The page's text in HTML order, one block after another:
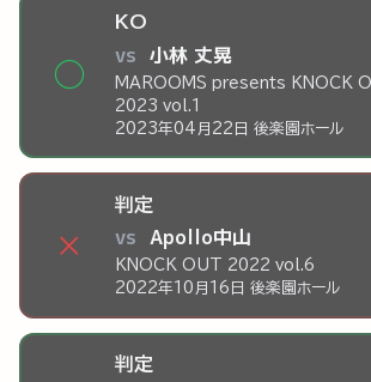
◯
KO
vs 小林 丈晃
MAROOMS presents KNOCK
2023 vol.1
2023年04月22日 後楽園ホール
×
判定
vs Apollo中山
KNOCK OUT 2022 vol.6
2022年10月16日 後楽園ホール
判定